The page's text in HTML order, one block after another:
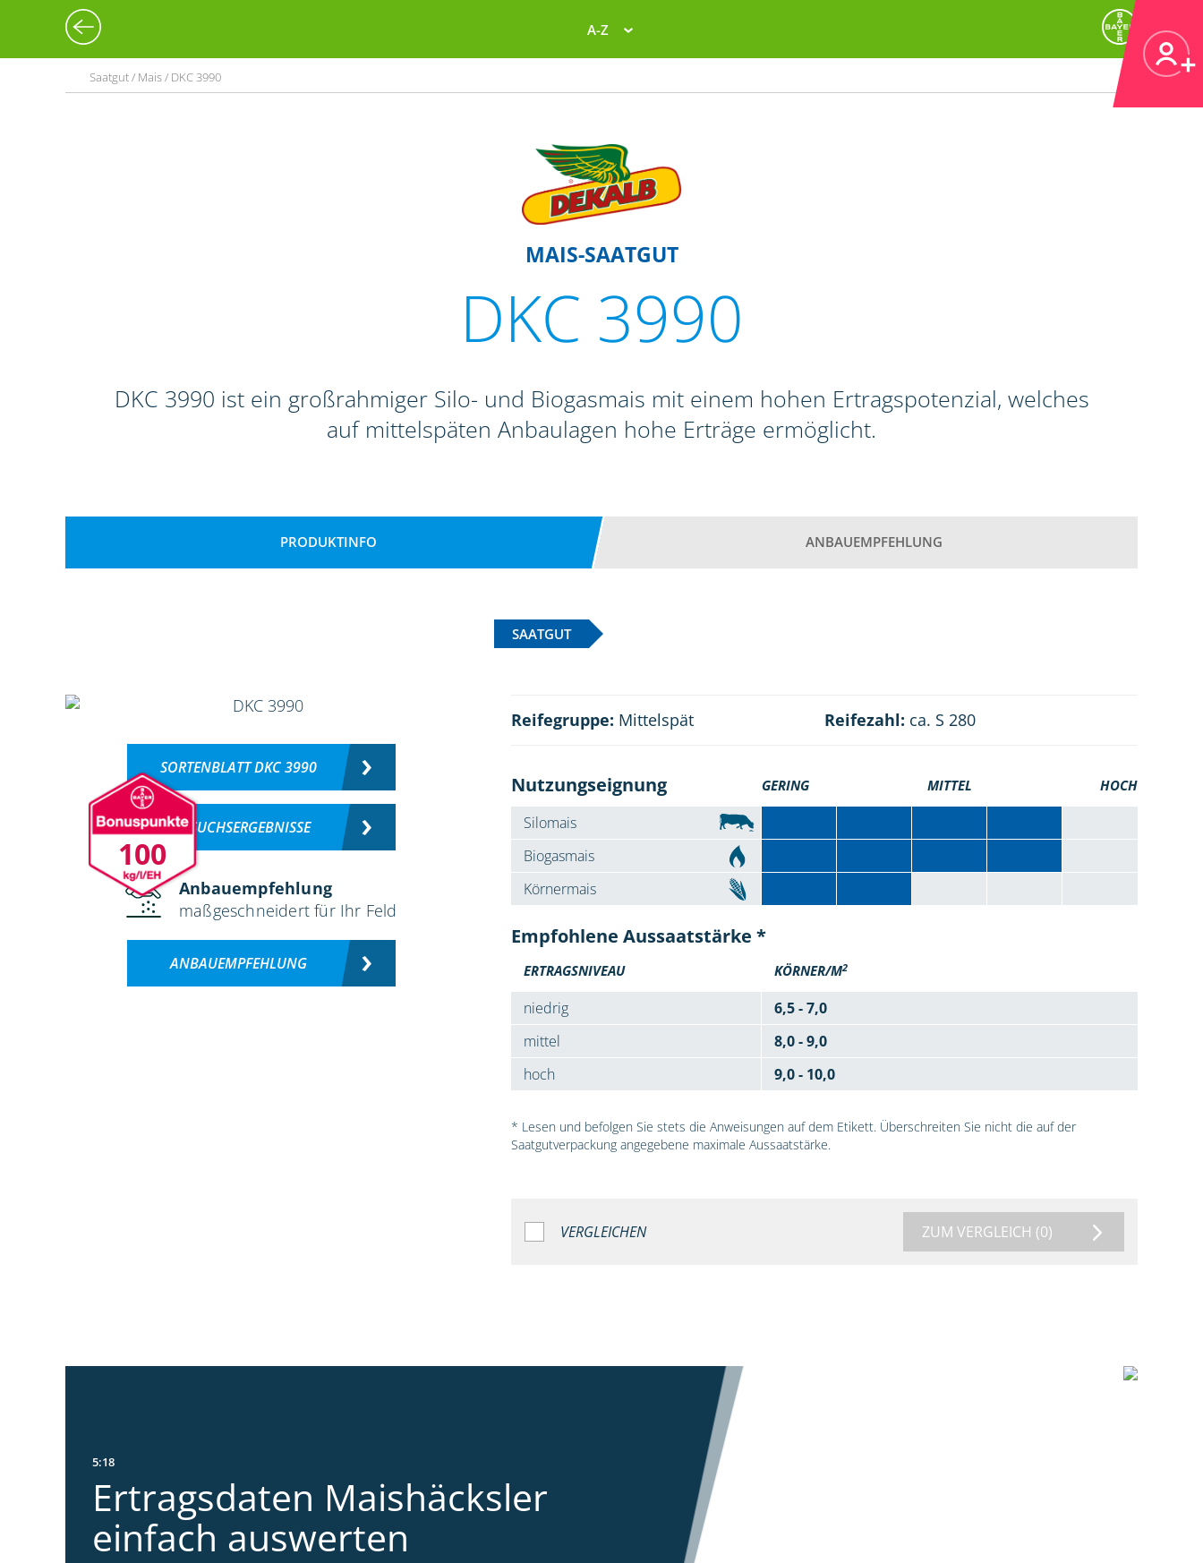
A-Z
Saatgut / Mais / DKC 3990
MAIS-SAATGUT
DKC 3990
DKC 3990 ist ein großrahmiger Silo- und Biogasmais mit einem hohen Ertragspotenzial, welches
auf mittelspäten Anbaulagen hohe Erträge ermöglicht.
PRODUKTINFO ANBAUEMPFEHLUNG
SAATGUT
100
SORTENBLATT DKC 3990
VERSUCHSERGEBNISSE
Anbauempfehlung
maßgeschneidert für Ihr Feld
ANBAUEMPFEHLUNG
Reifegruppe: Mittelspät Reifezahl: ca. S 280
Nutzungseignung GERING MITTEL HOCH
Silomais
Biogasmais
Körnermais
Empfohlene Aussaatstärke *
ERTRAGSNIVEAU KÖRNER/M2
niedrig
6,5 - 7,0
mittel
8,0 - 9,0
hoch
9,0 - 10,0
* Lesen und befolgen Sie stets die Anweisungen auf dem Etikett. Überschreiten Sie nicht die auf der
Saatgutverpackung angegebene maximale Aussaatstärke.
VERGLEICHEN ZUM VERGLEICH (0)
5:18
Ertragsdaten Maishäcksler
einfach auswerten